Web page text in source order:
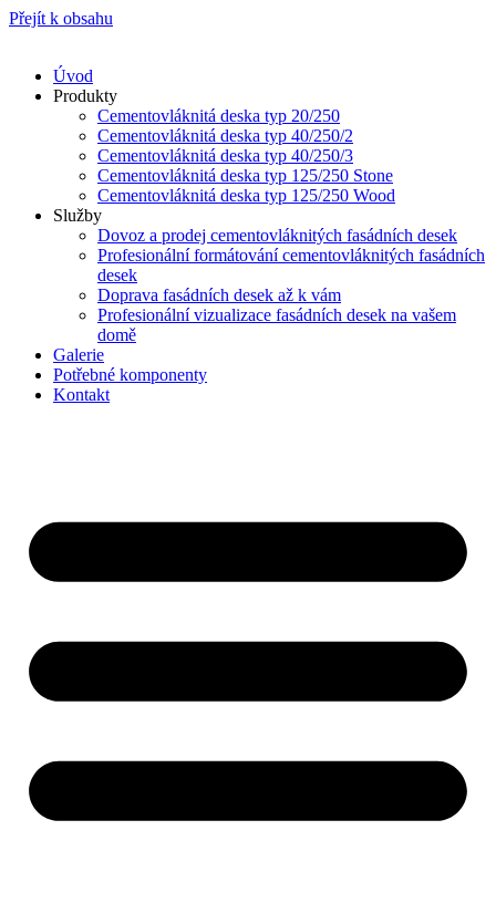
Přejít k obsahu
Úvod
Produkty
Cementovláknitá deska typ 20/250
Cementovláknitá deska typ 40/250/2
Cementovláknitá deska typ 40/250/3
Cementovláknitá deska typ 125/250 Stone
Cementovláknitá deska typ 125/250 Wood
Služby
Dovoz a prodej cementovláknitých fasádních desek
Profesionální formátování cementovláknitých fasádních
desek
Doprava fasádních desek až k vám
Profesionální vizualizace fasádních desek na vašem
domě
Galerie
Potřebné komponenty
Kontakt